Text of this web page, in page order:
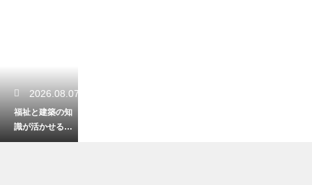
2026.08.07
福祉と建築の知
識が活かせる資
格！バリアフリ